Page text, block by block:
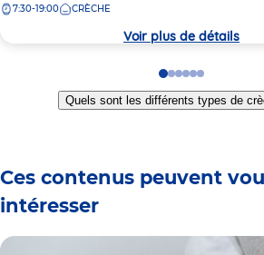
la 7:30-19:00 CRÈCHE
Voir plus de détails
Go
to
slide
Go
to
slide
Go
to
slide
Go
to
slide
Go
to
slide
Go
to
slide
Quels sont les différents types de
Ces contenus peuvent
intéresser